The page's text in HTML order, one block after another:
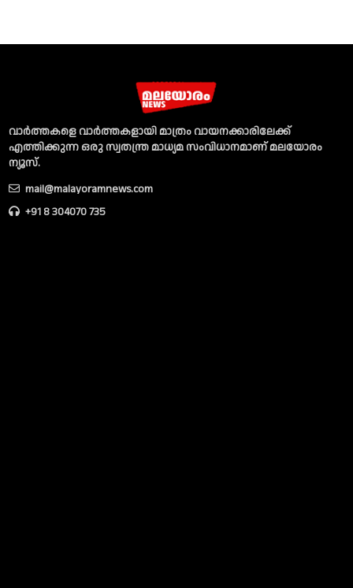
വാര്‍ത്തകളെ വാര്‍ത്തകളായി മാത്രം വായനക്കാരിലേക്ക്
എത്തിക്കുന്ന ഒരു സ്വതന്ത്ര മാധ്യമ സംവിധാനമാണ് മലയോരം
ന്യൂസ്‌.
mail@malayoramnews.com
+91 8 304070 735